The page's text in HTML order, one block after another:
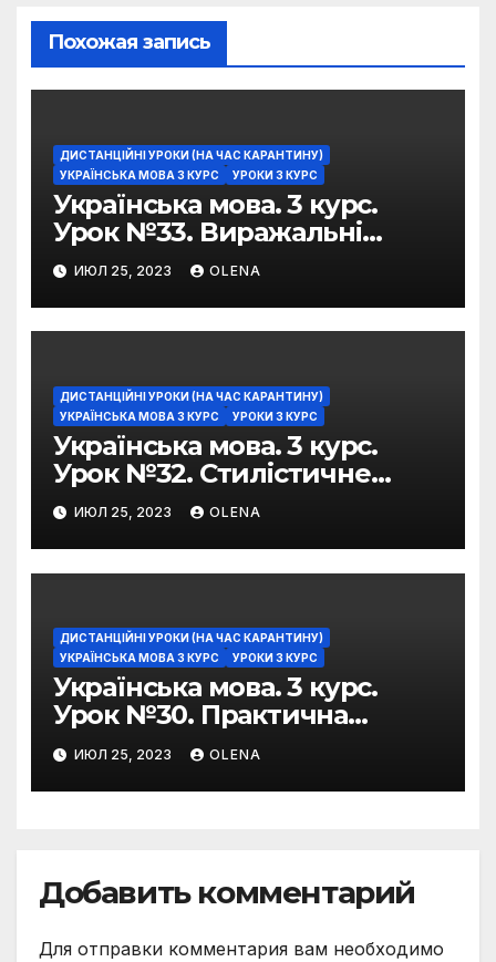
Похожая запись
ДИСТАНЦІЙНІ УРОКИ (НА ЧАС КАРАНТИНУ)
УКРАЇНСЬКА МОВА 3 КУРС
УРОКИ 3 КУРС
Українська мова. 3 курс.
Урок №33. Виражальні
можливості фразеологізмів
ИЮЛ 25, 2023 OLENA
ДИСТАНЦІЙНІ УРОКИ (НА ЧАС КАРАНТИНУ)
УКРАЇНСЬКА МОВА 3 КУРС
УРОКИ 3 КУРС
Українська мова. 3 курс.
Урок №32. Стилістичне
забарвлення
фразеологізмів
ИЮЛ 25, 2023 OLENA
ДИСТАНЦІЙНІ УРОКИ (НА ЧАС КАРАНТИНУ)
УКРАЇНСЬКА МОВА 3 КУРС
УРОКИ 3 КУРС
Українська мова. 3 курс.
Урок №30. Практична
риторика. Оцінювальні
жанри. Характеристика
ИЮЛ 25, 2023 OLENA
Добавить комментарий
Для отправки комментария вам необходимо